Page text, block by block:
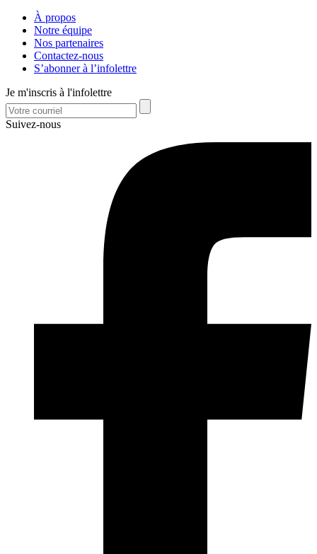
À propos
Notre équipe
Nos partenaires
Contactez-nous
S’abonner à l’infolettre
Je m'inscris à l'infolettre
Suivez-nous